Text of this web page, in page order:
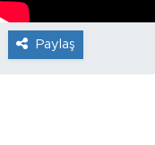
Paylaş